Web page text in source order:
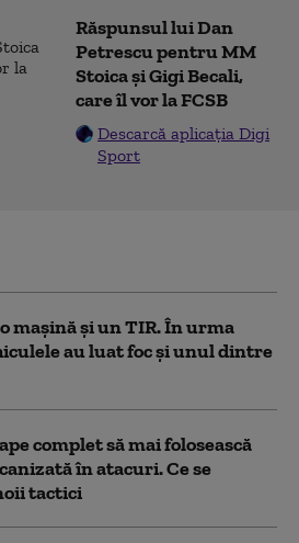
Răspunsul lui Dan
Petrescu pentru MM
Stoica și Gigi Becali,
care îl vor la FCSB
Descarcă aplicația Digi
Sport
mașină și un TIR. În urma
au luat foc și unul dintre
complet să mai folosească
în atacuri. Ce se
tactici